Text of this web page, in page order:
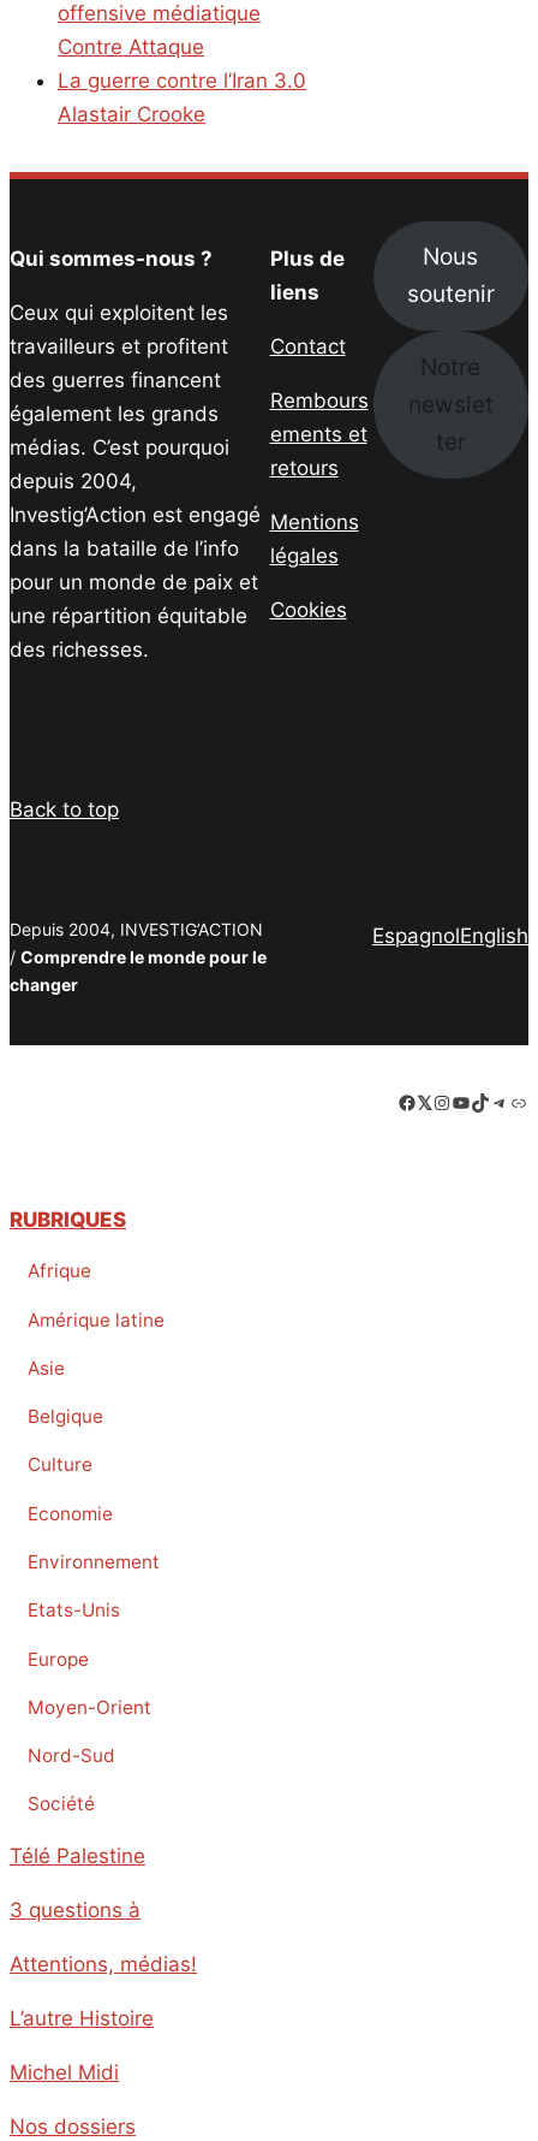
offensive médiatique
Contre Attaque
La guerre contre l’Iran 3.0
Alastair Crooke
Qui sommes-nous ?
Ceux qui exploitent les
travailleurs et profitent
des guerres financent
également les grands
médias. C’est pourquoi
depuis 2004,
Investig’Action est engagé
dans la bataille de l’info
pour un monde de paix et
une répartition équitable
des richesses.
Plus de
liens
Contact
Rembours
ements et
retours
Mentions
légales
Cookies
Nous
soutenir
Notre
newslet
ter
Back to top
Depuis 2004, INVESTIG’ACTION
/ Comprendre le monde pour le
changer
EspagnolEnglish
Facebook
LinkedIn
Instagram
YouTube
TikTok
RUBRIQUES
Afrique
Amérique latine
Asie
Belgique
Culture
Economie
Environnement
Etats-Unis
Europe
Moyen-Orient
Nord-Sud
Société
Télé Palestine
3 questions à
Attentions, médias!
L’autre Histoire
Michel Midi
Nos dossiers